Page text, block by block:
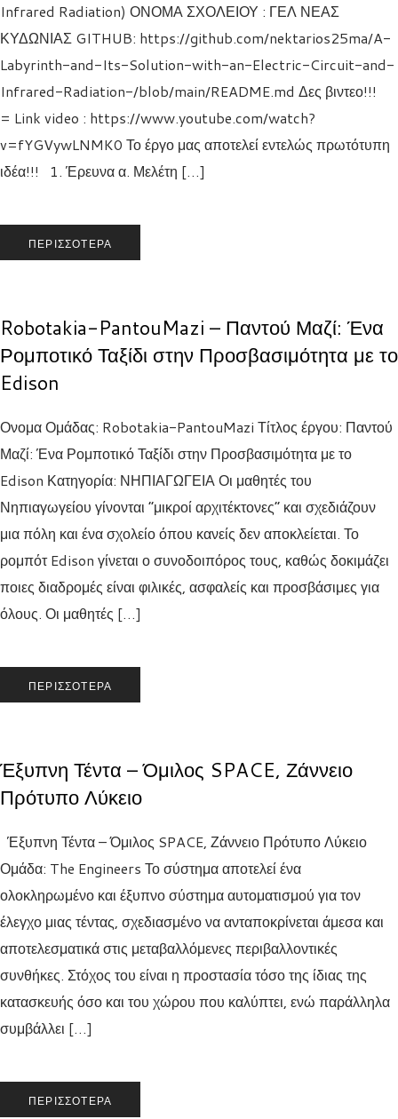
Infrared Radiation) ΟΝΟΜΑ ΣΧΟΛΕΙΟΥ : ΓΕΛ ΝΕΑΣ
ΚΥΔΩΝΙΑΣ GITHUB: https://github.com/nektarios25ma/A-
Labyrinth-and-Its-Solution-with-an-Electric-Circuit-and-
Infrared-Radiation-/blob/main/README.md Δες βιντεο!!!
= Link video : https://www.youtube.com/watch?
v=fYGVywLNMK0 Το έργο μας αποτελεί εντελώς πρωτότυπη
ιδέα!!! 1. Έρευνα α. Μελέτη […]
ΠΕΡΙΣΣΌΤΕΡΑ
Robotakia-PantouMazi – Παντού Μαζί: Ένα
Ρομποτικό Ταξίδι στην Προσβασιμότητα με το
Edison
Ονομα Ομάδας: Robotakia-PantouMazi Τίτλος έργου: Παντού
Μαζί: Ένα Ρομποτικό Ταξίδι στην Προσβασιμότητα με το
Edison Κατηγορία: ΝΗΠΙΑΓΩΓΕΙΑ Οι μαθητές του
Νηπιαγωγείου γίνονται “μικροί αρχιτέκτονες” και σχεδιάζουν
μια πόλη και ένα σχολείο όπου κανείς δεν αποκλείεται. Το
ρομπότ Edison γίνεται ο συνοδοιπόρος τους, καθώς δοκιμάζει
ποιες διαδρομές είναι φιλικές, ασφαλείς και προσβάσιμες για
όλους. Οι μαθητές […]
ΠΕΡΙΣΣΌΤΕΡΑ
Έξυπνη Τέντα – Όμιλος SPACE, Ζάννειο
Πρότυπο Λύκειο
Έξυπνη Τέντα – Όμιλος SPACE, Ζάννειο Πρότυπο Λύκειο
Ομάδα: The Engineers Το σύστημα αποτελεί ένα
ολοκληρωμένο και έξυπνο σύστημα αυτοματισμού για τον
έλεγχο μιας τέντας, σχεδιασμένο να ανταποκρίνεται άμεσα και
αποτελεσματικά στις μεταβαλλόμενες περιβαλλοντικές
συνθήκες. Στόχος του είναι η προστασία τόσο της ίδιας της
κατασκευής όσο και του χώρου που καλύπτει, ενώ παράλληλα
συμβάλλει […]
ΠΕΡΙΣΣΌΤΕΡΑ